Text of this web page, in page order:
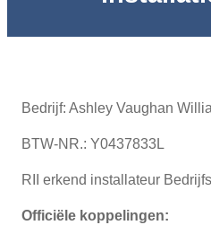
Bedrijf: Ashley Vaughan
BTW-NR.: Y0437833L
RII erkend installateur
Officiële koppelingen: